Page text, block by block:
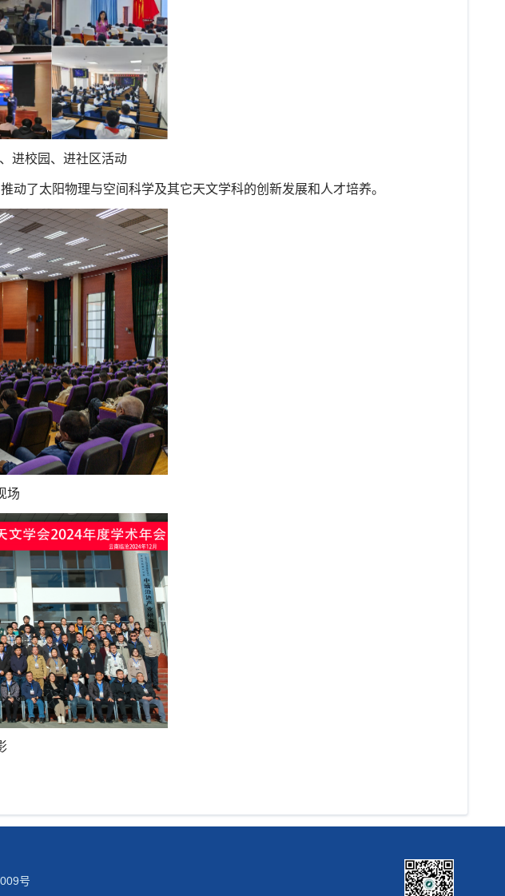
进校园、进社区活动
了太阳物理与空间科学及其它天文学科的创新发展和人才培养。
场
号